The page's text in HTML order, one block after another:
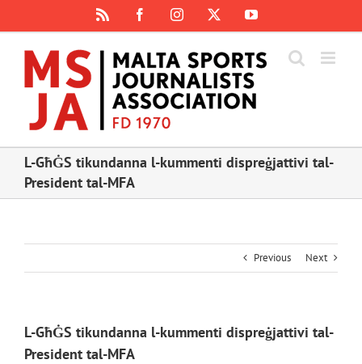
content
FacebookInstagram YouTube
L-GħĠS tikundanna l-kummenti dispreġjattivi tal-
President tal-MFA
Previous Next
L-GħĠS tikundanna l-kummenti dispreġjattivi tal-
President tal-MFA